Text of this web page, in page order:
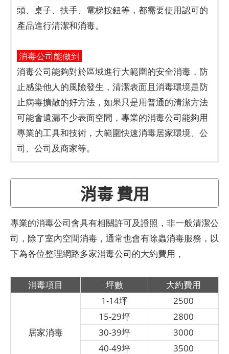
頭、桌子、扶手、電梯按鈕等，都需要使用認可的
產品進行清潔和消毒。
消毒公司能做到
消毒公司能夠對於區域進行大範圍的安全消毒，防
止感染他人的風險發生，清潔表面且消毒環境是防
止病毒擴散的好方法，如果只是用普通的清潔方法
可能會遺漏不少表面空間，專業的消毒公司能夠用
專業的工具和技術，大範圍快速消毒居家環境、公
司、公司及商家等。
消毒 費用
專業的消毒公司會具有相關許可及證照，非一般清潔公
司，除了室內空間消毒，通常也會有除蟲消毒服務，以
下為各位整理網路多家消毒公司的大約費用，
消毒項目 坪數 大約費用
居家消毒
1-14坪
2500
15-29坪
2800
30-39坪
3000
40-49坪
3500